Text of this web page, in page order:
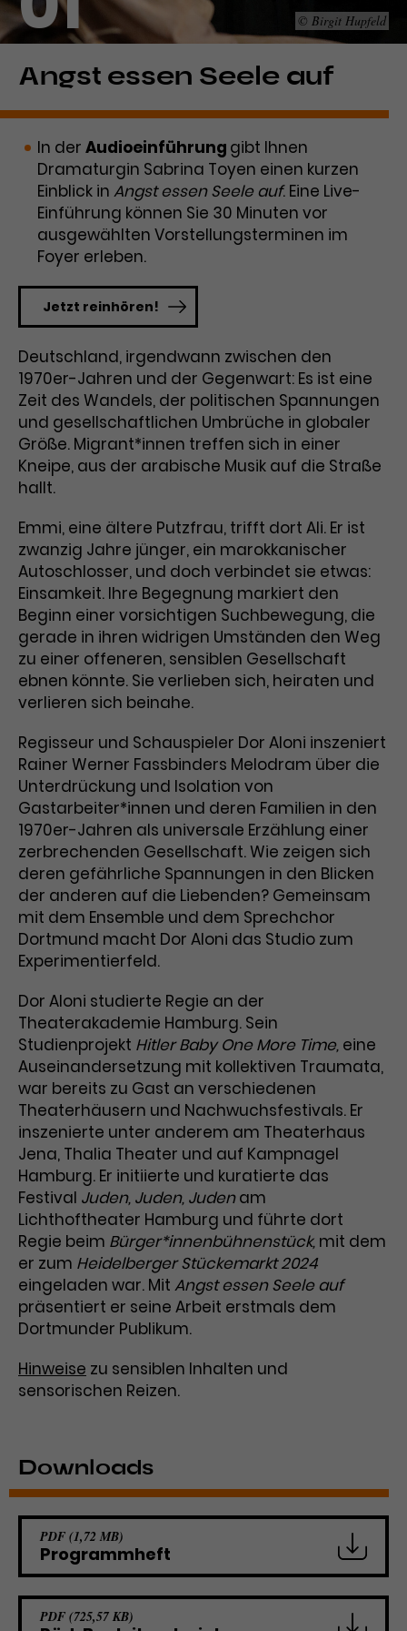
Laufzeit 1 Tag
Zweck
Dieses Cookie wird von Google
Analytics installiert. Das Cookie
wird verwendet, um Informationen
Besucher*innen eine Website
nutzen, und hilft bei der Erstellung
eines Analyseberichts über die
Performance der Website. Die
erhobenen Daten umfassen in
anonymisierter Form die Anzahl
stammen, und die besuchten
Seiten.
Name _gat_UA-63561367-1
Anbieter Google Analytics
Laufzeit 1 Minute
Zweck
gesetztes Cookie. Bestimmte
Daten werden nur maximal einmal
pro Minute an Google Analytics
gesendet. Solange es gesetzt ist,
werden bestimmte
Datenübertragungen
unterbunden.
Name _gcl_aw
Anbieter Google Ads
Laufzeit 3 Monate
Zweck
Dieses Cookie speichert
Informationen zu Werbeklicks und
dient der Zuordnung von
Conversions zu Google Ads-
Kampagnen.
Name _gcl_dc
Anbieter Google / DoubleClick
Laufzeit 3 Monate
Dieses Cookie wird verwendet, um
Remarketing-Funktionen
bereitzustellen.
Name IDE
Anbieter Google / DoubleClick
Zweck
Dieses Cookie dient der Anzeige
personalisierter Werbung und
misst die Wirksamkeit von
Werbekampagnen über
verschiedene Websites hinweg.
© Birgit Hupfeld
Angst essen Seele auf
In der Audioeinführung gibt Ihnen
Dramaturgin Sabrina Toyen einen kurzen
Einblick in Angst essen Seele auf. Eine Live-
Einführung können Sie 30 Minuten vor
ausgewählten Vorstellungsterminen im
Foyer erleben.
Jetzt reinhören!
Deutschland, irgendwann zwischen den
1970er-Jahren und der Gegenwart: Es ist eine
Zeit des Wandels, der politischen Spannungen
und gesellschaftlichen Umbrüche in globaler
Größe. Migrant*innen treffen sich in einer
Kneipe, aus der arabische Musik auf die Straße
hallt.
Emmi, eine ältere Putzfrau, trifft dort Ali. Er ist
zwanzig Jahre jünger, ein marokkanischer
Autoschlosser, und doch verbindet sie etwas:
Einsamkeit. Ihre Begegnung markiert den
Beginn einer vorsichtigen Suchbewegung, die
gerade in ihren widrigen Umständen den Weg
zu einer offeneren, sensiblen Gesellschaft
ebnen könnte. Sie verlieben sich, heiraten und
verlieren sich beinahe.
Regisseur und Schauspieler Dor Aloni inszeniert
Rainer Werner Fassbinders Melodram über die
Unterdrückung und Isolation von
Gastarbeiter*innen und deren Familien in den
1970er-Jahren als universale Erzählung einer
zerbrechenden Gesellschaft. Wie zeigen sich
deren gefährliche Spannungen in den Blicken
der anderen auf die Liebenden? Gemeinsam
mit dem Ensemble und dem Sprechchor
Dortmund macht Dor Aloni das Studio zum
Experimentierfeld.
Dor Aloni studierte Regie an der
Theaterakademie Hamburg. Sein
Studienprojekt Hitler Baby One More Time, eine
Auseinandersetzung mit kollektiven Traumata,
war bereits zu Gast an verschiedenen
Theaterhäusern und Nachwuchsfestivals. Er
inszenierte unter anderem am Theaterhaus
Jena, Thalia Theater und auf Kampnagel
Hamburg. Er initiierte und kuratierte das
Festival Juden, Juden, Judenam
Lichthoftheater Hamburg und führte dort
Regie beim Bürger*innenbühnenstück, mit dem
er zum Heidelberger Stückemarkt 2024
eingeladen war. Mit Angst essen Seele auf
präsentiert er seine Arbeit erstmals dem
Dortmunder Publikum.
Hinweise zu sensiblen Inhalten und
sensorischen Reizen.
Downloads
PDF (1,72 MB)
Programmheft
PDF (725,57 KB)